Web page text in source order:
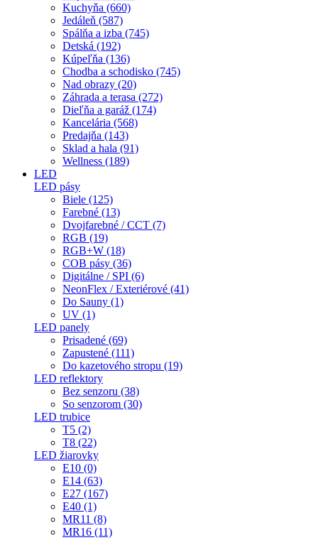
Kuchyňa (660)
Jedáleň (587)
Spálňa a izba (745)
Detská (192)
Kúpeľňa (136)
Chodba a schodisko (745)
Nad obrazy (20)
Záhrada a terasa (272)
Dieľňa a garáž (174)
Kancelária (568)
Predajňa (143)
Sklad a hala (91)
Wellness (189)
LED
LED pásy
Biele (125)
Farebné (13)
Dvojfarebné / CCT (7)
RGB (19)
RGB+W (18)
COB pásy (36)
Digitálne / SPI (6)
NeonFlex / Exteriérové (41)
Do Sauny (1)
UV (1)
LED panely
Prisadené (69)
Zapustené (111)
Do kazetového stropu (19)
LED reflektory
Bez senzoru (38)
So senzorom (30)
LED trubice
T5 (2)
T8 (22)
LED žiarovky
E10 (0)
E14 (63)
E27 (167)
E40 (1)
MR11 (8)
MR16 (11)